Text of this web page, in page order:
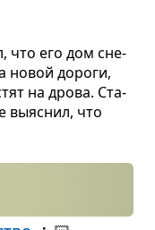
что его дом сне­
новой дороги,
на дрова. Ста­
выяс­нил, что